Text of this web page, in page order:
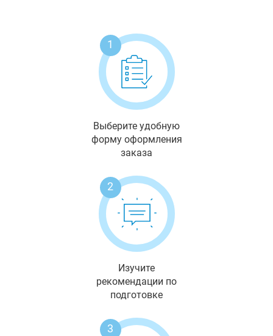
1
Выберите удобную
форму оформления
заказа
2
Изучите
рекомендации по
подготовке
3